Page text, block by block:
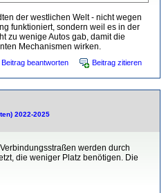
der westlichen Welt - nicht wegen
funktioniert, sondern weil es in der
zu wenige Autos gab, damit die
Mechanismen wirken.
Beitrag beantworten Beitrag zitieren
2022-2025
werden durch
die weniger Platz benötigen. Die